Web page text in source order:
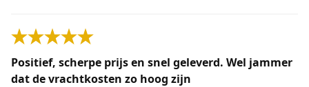
Positief, scherpe prijs en snel geleverd. Wel jammer
dat de vrachtkosten zo hoog zijn